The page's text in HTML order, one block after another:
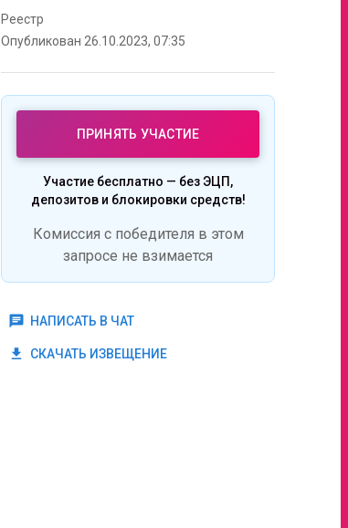
Реестр
Опубликован 26.10.2023, 07:35
ПРИНЯТЬ УЧАСТИЕ
Участие бесплатно — без ЭЦП,
депозитов и блокировки средств!
Комиссия с победителя в этом
запросе не взимается
chat НАПИСАТЬ В ЧАТ
get_app СКАЧАТЬ ИЗВЕЩЕНИЕ